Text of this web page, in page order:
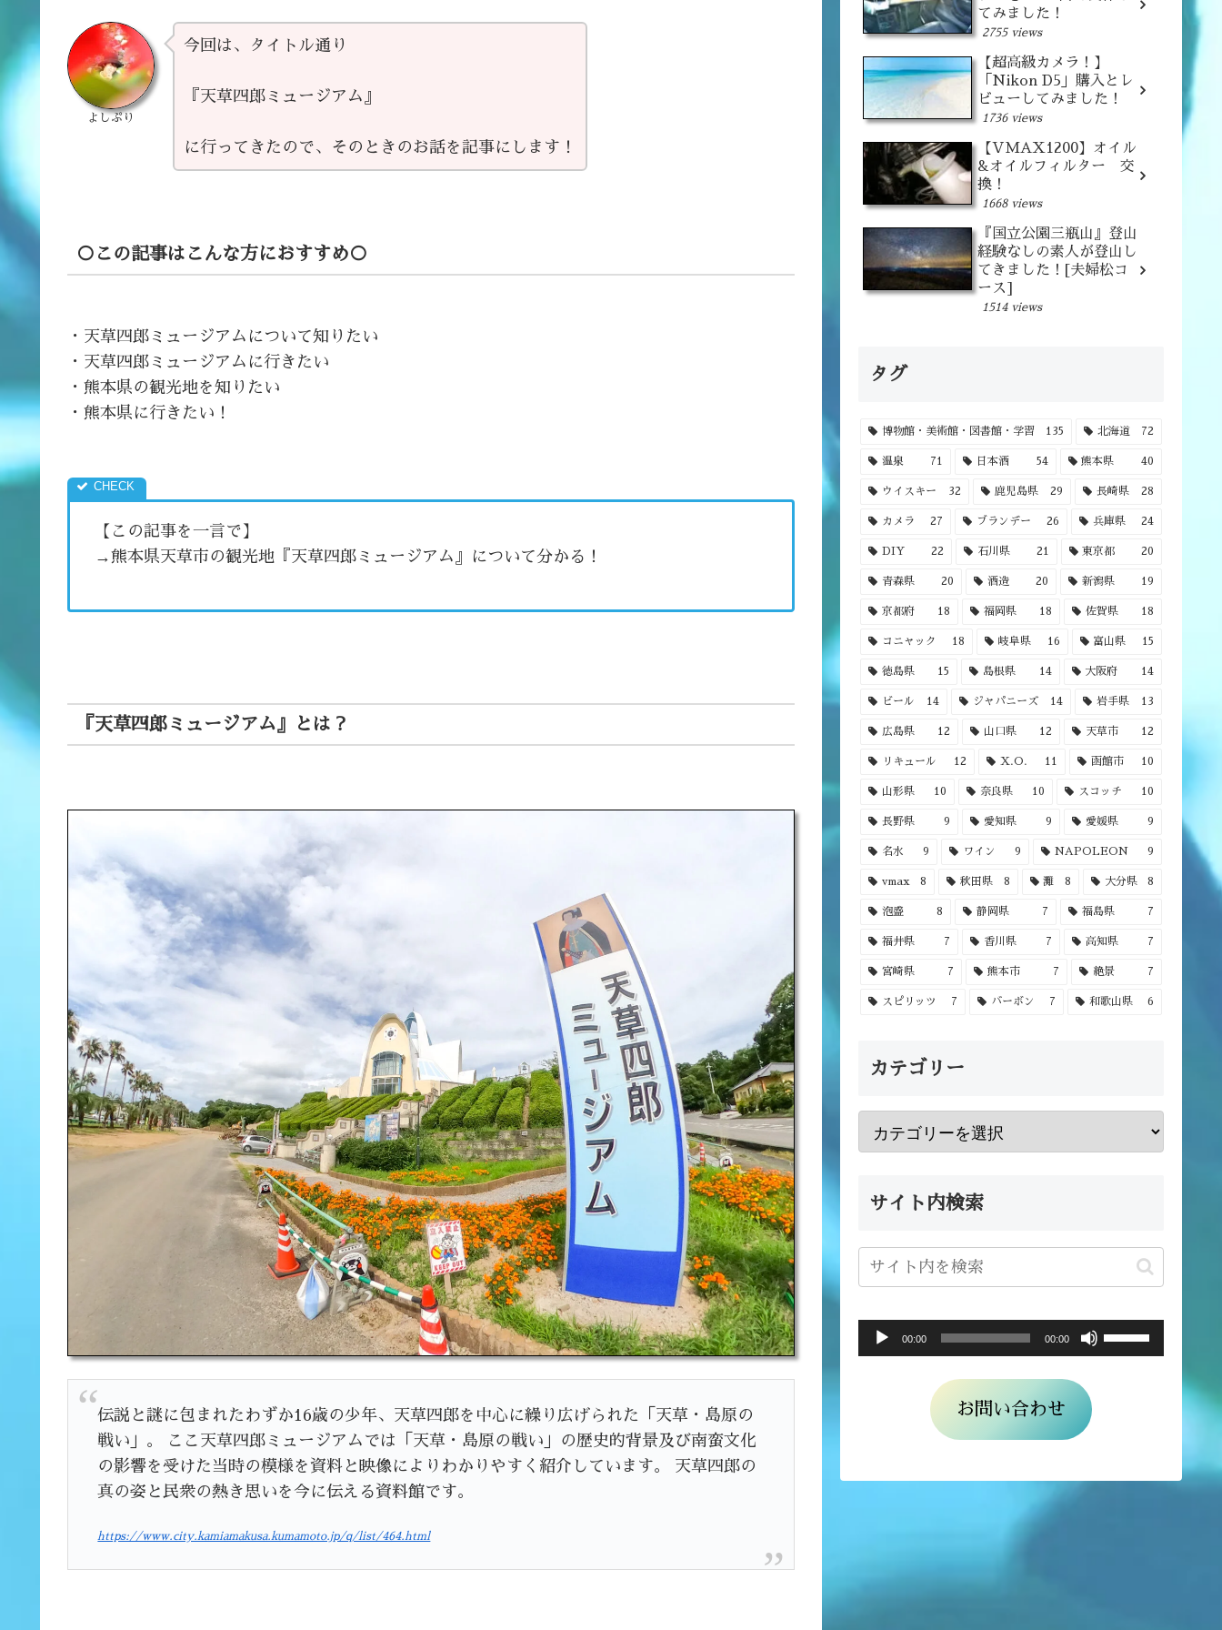
よしぷり
今回は、タイトル通り
『天草四郎ミュージアム』
に行ってきたので、そのときのお話を記事にします！
○この記事はこんな方におすすめ○
・天草四郎ミュージアムについて知りたい
・天草四郎ミュージアムに行きたい
・熊本県の観光地を知りたい
・熊本県に行きたい！
【この記事を一言で】
→熊本県天草市の観光地『天草四郎ミュージアム』について分かる！
『天草四郎ミュージアム』とは？
伝説と謎に包まれたわずか16歳の少年、天草四郎を中心に繰り広げられた「天草・島原の
戦い」。 ここ天草四郎ミュージアムでは「天草・島原の戦い」の歴史的背景及び南蛮文化
の影響を受けた当時の模様を資料と映像によりわかりやすく紹介しています。 天草四郎の
真の姿と民衆の熱き思いを今に伝える資料館です。
https://www.city.kamiamakusa.kumamoto.jp/q/list/464.html
てみました！
2755 views
【超高級カメラ！】
「Nikon D5」購入とレ
ビューしてみました！
1736 views
【VMAX1200】オイル
&オイルフィルター 交
換！
1668 views
『国立公園三瓶山』登山
経験なしの素人が登山し
てきました！[夫婦松コ
ース]
1514 views
タグ
博物館・美術館・図書館・学習 135 北海道 72
温泉 71 日本酒 54 熊本県 40
ウイスキー 32 鹿児島県 29 長崎県 28
カメラ 27 ブランデー 26 兵庫県 24
DIY 22 石川県 21 東京都 20
青森県 20 酒造 20 新潟県 19
京都府 18 福岡県 18 佐賀県 18
コニャック 18 岐阜県 16 富山県 15
徳島県 15 島根県 14 大阪府 14
ビール 14 ジャパニーズ 14 岩手県 13
広島県 12 山口県 12 天草市 12
リキュール 12 X.O. 11 函館市 10
山形県 10 奈良県 10 スコッチ 10
長野県 9 愛知県 9 愛媛県 9
名水 9 ワイン 9 NAPOLEON 9
vmax 8 秋田県 8 灘 8 大分県 8
泡盛 8 静岡県 7 福島県 7
福井県 7 香川県 7 高知県 7
宮崎県 7 熊本市 7 絶景 7
スピリッツ 7 バーボン 7 和歌山県 6
カテゴリー
サイト内検索
ヤ
00:00 00:00
ボ
リ
調
お問い合わせ